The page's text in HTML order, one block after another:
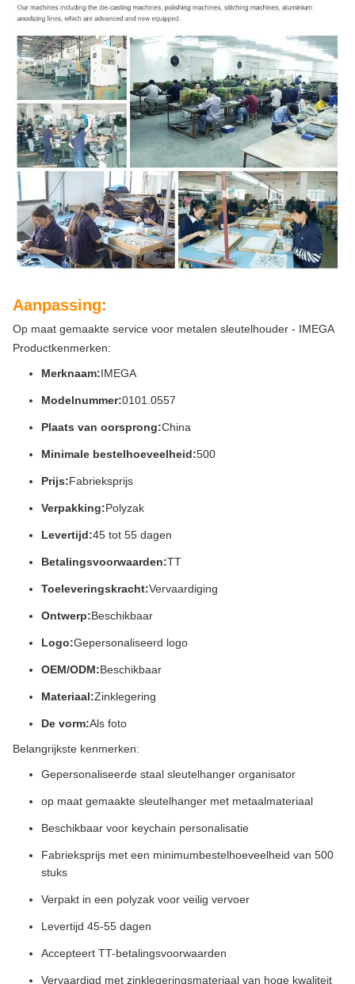
Aanpassing:
Op maat gemaakte service voor metalen sleutelhouder - IMEGA
Productkenmerken:
Merknaam:IMEGA
Modelnummer:0101.0557
Plaats van oorsprong:China
Minimale bestelhoeveelheid:500
Prijs:Fabrieksprijs
Verpakking:Polyzak
Levertijd:45 tot 55 dagen
Betalingsvoorwaarden:TT
Toeleveringskracht:Vervaardiging
Ontwerp:Beschikbaar
Logo:Gepersonaliseerd logo
OEM/ODM:Beschikbaar
Materiaal:Zinklegering
De vorm:Als foto
Belangrijkste kenmerken:
Gepersonaliseerde staal sleutelhanger organisator
op maat gemaakte sleutelhanger met metaalmateriaal
Beschikbaar voor keychain personalisatie
Fabrieksprijs met een minimumbestelhoeveelheid van 500
stuks
Verpakt in een polyzak voor veilig vervoer
Levertijd 45-55 dagen
Accepteert TT-betalingsvoorwaarden
Vervaardigd met zinklegeringsmateriaal van hoge kwaliteit